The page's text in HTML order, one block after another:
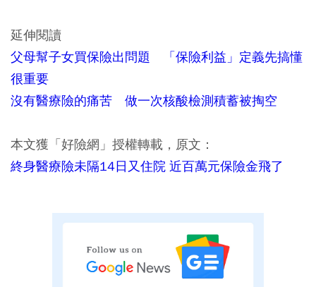
延伸閱讀
父母幫子女買保險出問題 「保險利益」定義先搞懂
很重要
沒有醫療險的痛苦 做一次核酸檢測積蓄被掏空
本文獲「好險網」授權轉載，原文：
終身醫療險未隔14日又住院 近百萬元保險金飛了